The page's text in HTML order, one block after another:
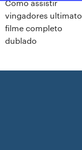
Como assistir
vingadores ultimato
filme completo
dublado